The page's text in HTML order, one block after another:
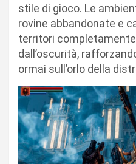
stile di gioco. Le
rovine abbandonate e
territori
dall’oscurità,
ormai sull’orlo della